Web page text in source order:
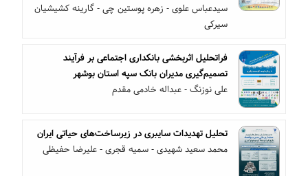
سیدعباس علوی - زهره پوستین چی - گارینه کشیشیان
سیرکی
فراتحلیل اثربخشی بانکداری اجتماعی بر فرآیند
تصمیم‌گیری مدیران بانک سپه استان بوشهر
علی نوزنگ - عبداله خادمی مقدم
تحلیل تهدیدات سایبری در زیرساخت‌های حیاتی ایران
محمد سعید شهیدی - سمیه قجری - علیرضا حفیظی